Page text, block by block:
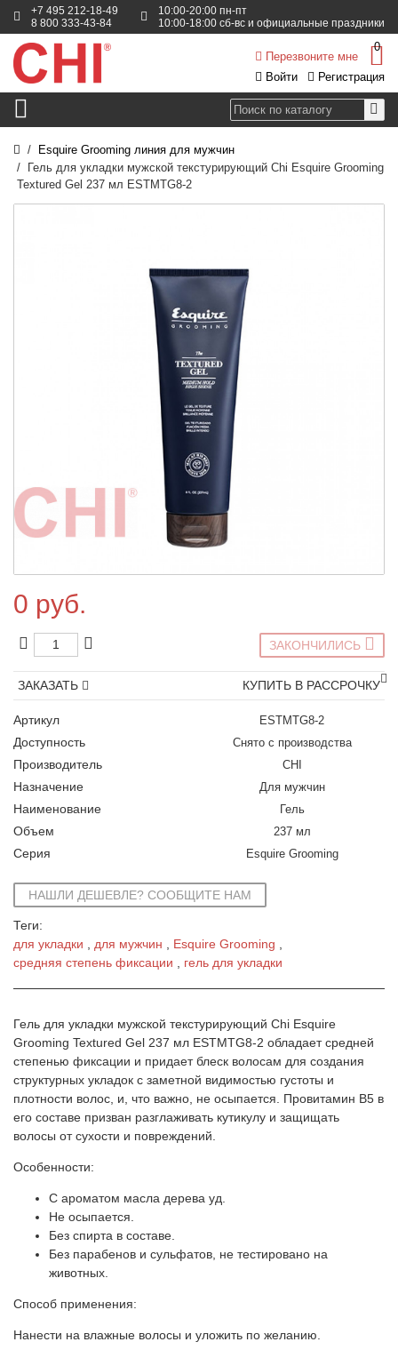
+7 495 212-18-49
8 800 333-43-84
10:00-20:00 пн-пт
10:00-18:00 сб-вс и официальные праздники
Войти Регистрация
Перезвоните мне
0
Esquire Grooming линия для мужчин
Гель для укладки мужской текстурирующий Chi Esquire Grooming
Textured Gel 237 мл ESTMTG8-2
0 руб.
ЗАКОНЧИЛИСЬ
ЗАКАЗАТЬ КУПИТЬ В РАССРОЧКУ
Артикул ESTMTG8-2
Доступность Снято с производства
Производитель CHI
Назначение Для мужчин
Наименование Гель
Объем 237 мл
Серия Esquire Grooming
НАШЛИ ДЕШЕВЛЕ? СООБЩИТЕ НАМ
Теги:
для укладки
для мужчин
Esquire Grooming
средняя степень фиксации
гель для укладки
Гель для укладки мужской текстурирующий Chi Esquire
Grooming Textured Gel 237 мл ESTMTG8-2 обладает средней
степенью фиксации и придает блеск волосам для создания
структурных укладок с заметной видимостью густоты и
плотности волос, и, что важно, не осыпается. Провитамин B5 в
его составе призван разглаживать кутикулу и защищать
волосы от сухости и повреждений.
Особенности:
С ароматом масла дерева уд.
Не осыпается.
Без спирта в составе.
Без парабенов и сульфатов, не тестировано на
животных.
Способ применения:
Нанести на влажные волосы и уложить по желанию.